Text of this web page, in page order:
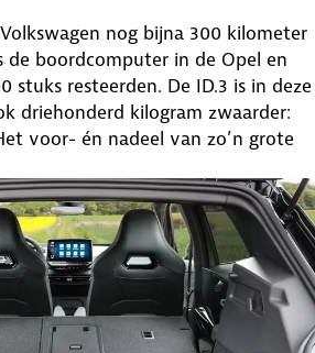
nog bijna 300 kilometer
de boordcomputer in de Opel en
stuks resteerden. De ID.3 is in deze
driehonderd kilogram zwaarder:
voor- én nadeel van zo’n grote